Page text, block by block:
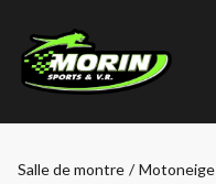
Salle de montre / Motoneige